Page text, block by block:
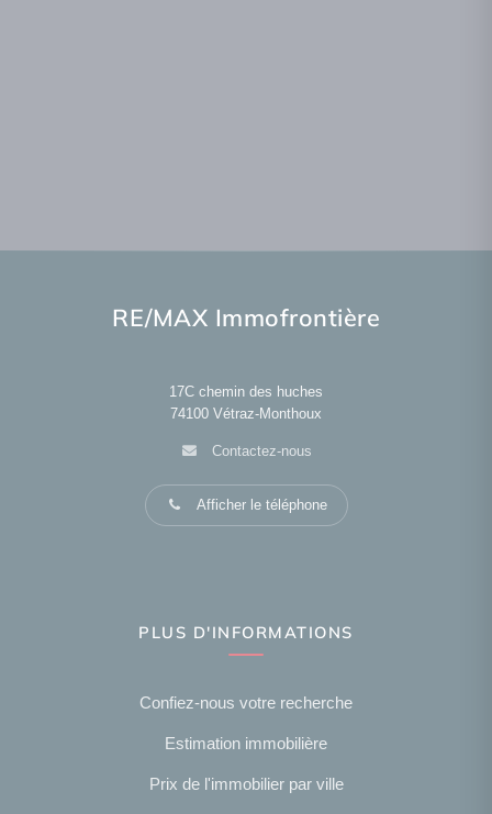
RE/MAX Immofrontière
17C chemin des huches
74100 Vétraz-Monthoux
Contactez-nous
Afficher le téléphone
PLUS D'INFORMATIONS
Confiez-nous votre recherche
Estimation immobilière
Prix de l'immobilier par ville